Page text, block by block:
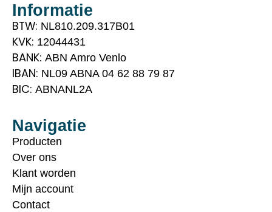
Informatie
BTW: NL810.209.317B01
KVK: 12044431
BANK: ABN Amro Venlo
IBAN: NL09 ABNA 04 62 88 79 87
BIC: ABNANL2A
Navigatie
Producten
Over ons
Klant worden
Mijn account
Contact